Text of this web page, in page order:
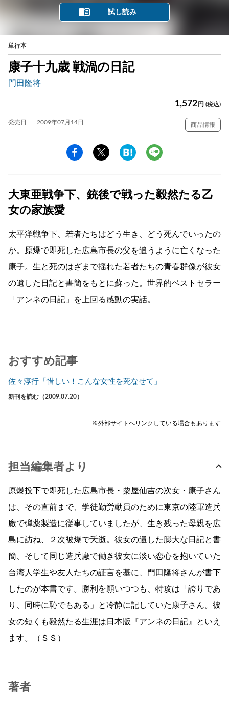
試し読み
単行本
康子十九歳 戦渦の日記
門田隆将
1,572 円 (税込)
発売日 2009年07月14日 商品情報
大東亜戦争下、銃後で戦った毅然たる乙
女の家族愛
太平洋戦争下、若者たちはどう生き、どう死んでいったの
か。原爆で即死した広島市長の父を追うように亡くなった
康子。生と死のはざまで揺れた若者たちの青春群像が彼女
の遺した日記と書簡をもとに蘇った。世界的ベストセラー
「アンネの日記」を上回る感動の実話。
おすすめ記事
佐々淳行「惜しい！こんな女性を死なせて」
新刊を読む（2009.07.20）
※外部サイトへリンクしている場合もあります
担当編集者より
原爆投下で即死した広島市長・粟屋仙吉の次女・康子さん
は、その直前まで、学徒勤労動員のために東京の陸軍造兵
廠で弾薬製造に従事していましたが、生き残った母親を広
島に訪ね、２次被爆で夭逝。彼女の遺した膨大な日記と書
簡、そして同じ造兵廠で働き彼女に淡い恋心を抱いていた
台湾人学生や友人たちの証言を基に、門田隆将さんが書下
したのが本書です。勝利を願いつつも、特攻は「誇りであ
り、同時に恥でもある」と冷静に記していた康子さん。彼
女の短くも毅然たる生涯は日本版『アンネの日記』といえ
ます。（ＳＳ）
著者